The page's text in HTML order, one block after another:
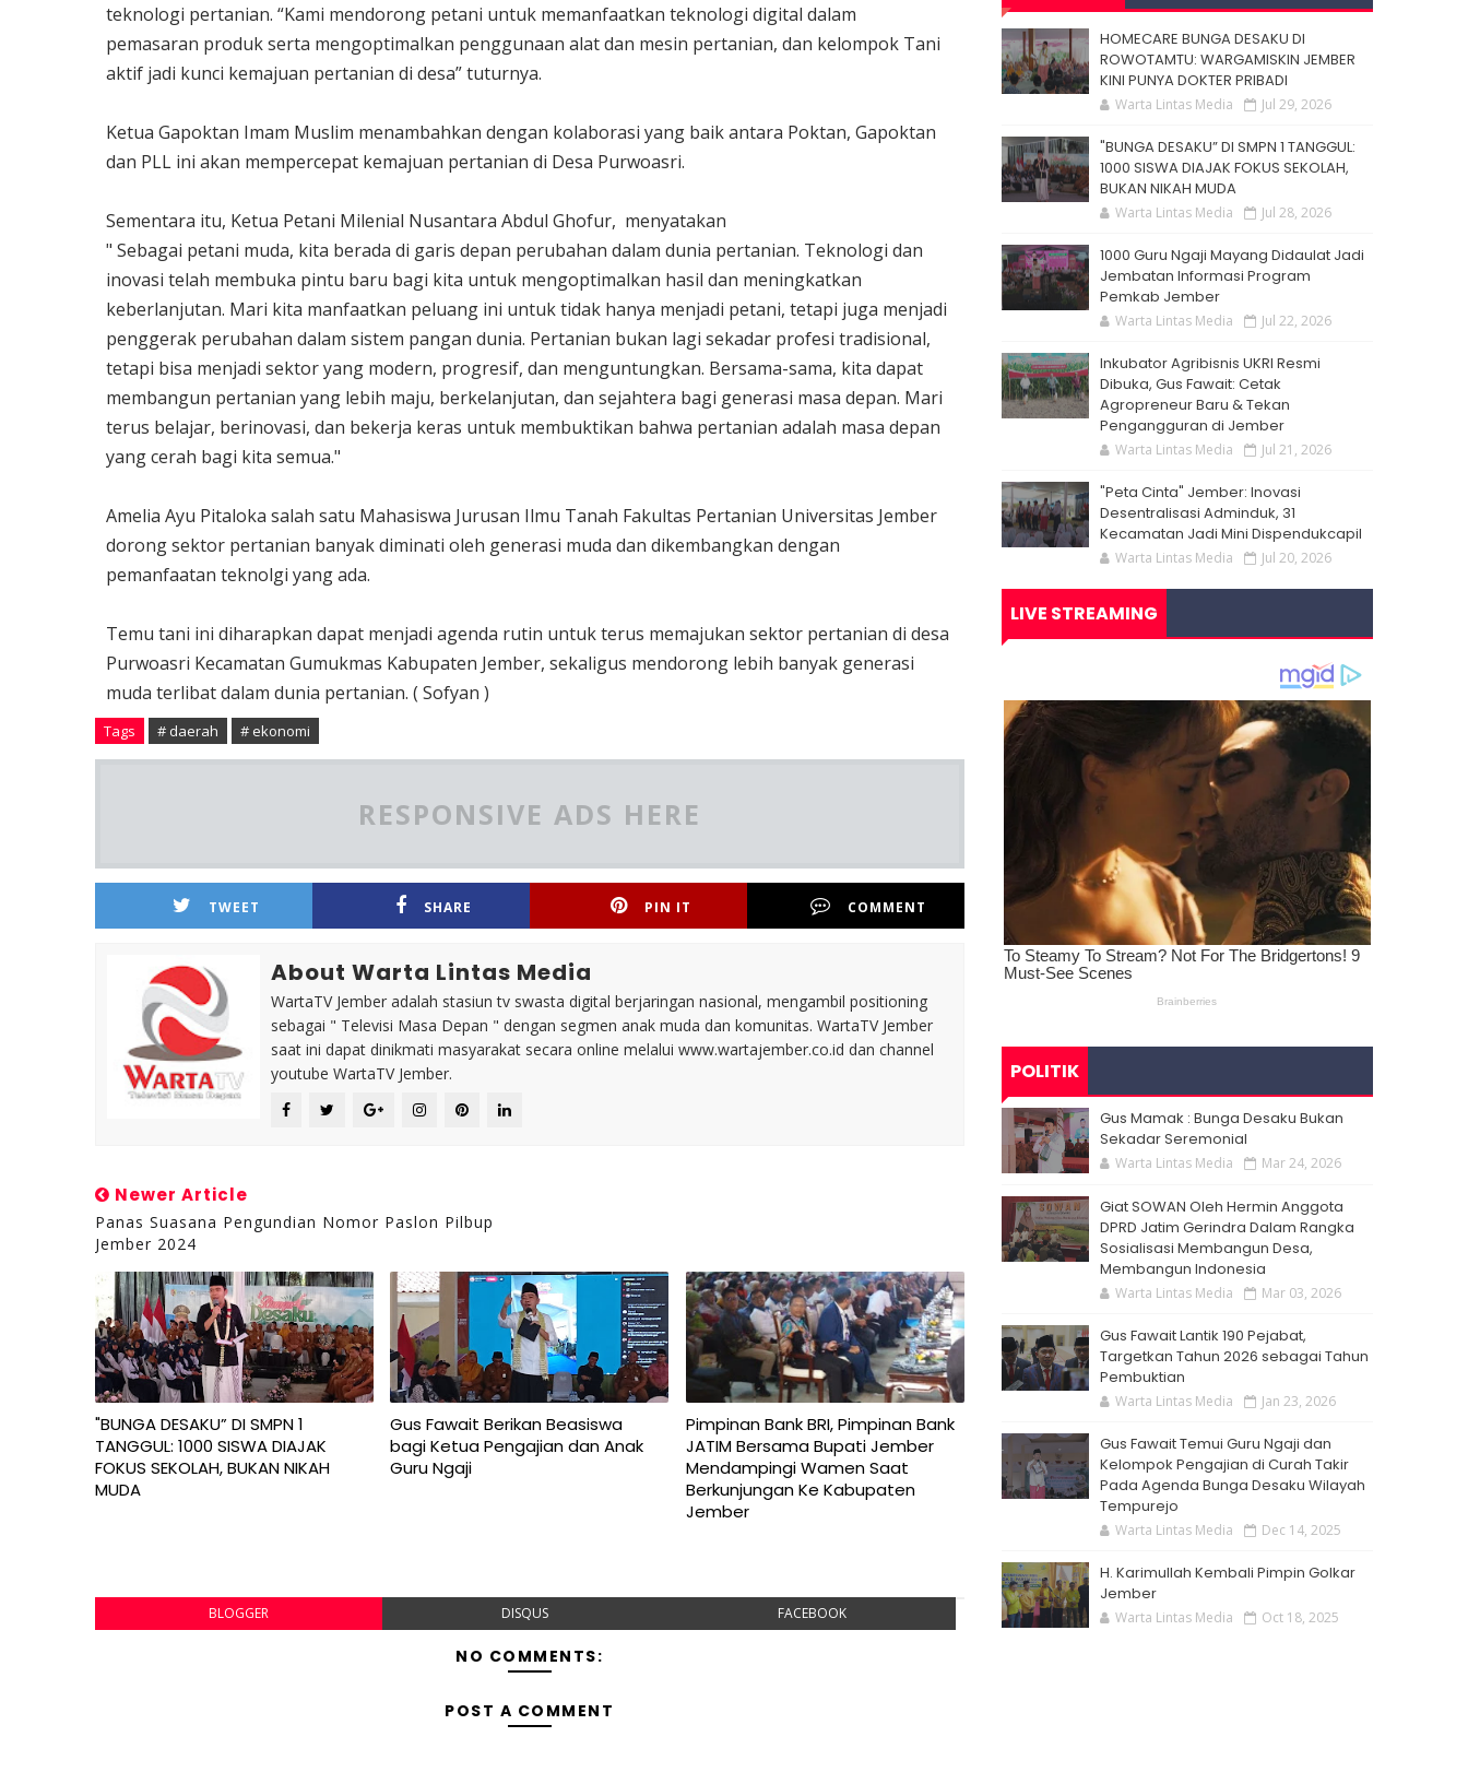
teknologi pertanian. “Kami mendorong petani untuk memanfaatkan teknologi digital dalam
pemasaran produk serta mengoptimalkan penggunaan alat dan mesin pertanian, dan kelompok Tani
aktif jadi kunci kemajuan pertanian di desa” tuturnya.
Ketua Gapoktan Imam Muslim menambahkan dengan kolaborasi yang baik antara Poktan, Gapoktan
dan PLL ini akan mempercepat kemajuan pertanian di Desa Purwoasri.
Sementara itu, Ketua Petani Milenial Nusantara Abdul Ghofur, menyatakan
" Sebagai petani muda, kita berada di garis depan perubahan dalam dunia pertanian. Teknologi dan
inovasi telah membuka pintu baru bagi kita untuk mengoptimalkan hasil dan meningkatkan
keberlanjutan. Mari kita manfaatkan peluang ini untuk tidak hanya menjadi petani, tetapi juga menjadi
penggerak perubahan dalam sistem pangan dunia. Pertanian bukan lagi sekadar profesi tradisional,
tetapi bisa menjadi sektor yang modern, progresif, dan menguntungkan. Bersama-sama, kita dapat
membangun pertanian yang lebih maju, berkelanjutan, dan sejahtera bagi generasi masa depan. Mari
terus belajar, berinovasi, dan bekerja keras untuk membuktikan bahwa pertanian adalah masa depan
yang cerah bagi kita semua."
Amelia Ayu Pitaloka salah satu Mahasiswa Jurusan Ilmu Tanah Fakultas Pertanian Universitas Jember
dorong sektor pertanian banyak diminati oleh generasi muda dan dikembangkan dengan
pemanfaatan teknolgi yang ada.
Temu tani ini diharapkan dapat menjadi agenda rutin untuk terus memajukan sektor pertanian di desa
Purwoasri Kecamatan Gumukmas Kabupaten Jember, sekaligus mendorong lebih banyak generasi
muda terlibat dalam dunia pertanian. ( Sofyan )
Tags # daerah # ekonomi
RESPONSIVE ADS HERE
TWEET SHARE PIN IT COMMENT
About Warta Lintas Media
WartaTV Jember adalah stasiun tv swasta digital berjaringan nasional, mengambil positioning
sebagai " Televisi Masa Depan " dengan segmen anak muda dan komunitas. WartaTV Jember
saat ini dapat dinikmati masyarakat secara online melalui www.wartajember.co.id dan channel
youtube WartaTV Jember.
Newer Article
Panas Suasana Pengundian Nomor Paslon Pilbup
Jember 2024
"BUNGA DESAKU” DI SMPN 1
TANGGUL: 1000 SISWA DIAJAK
FOKUS SEKOLAH, BUKAN NIKAH
MUDA
Gus Fawait Berikan Beasiswa
bagi Ketua Pengajian dan Anak
Guru Ngaji
Pimpinan Bank BRI, Pimpinan Bank
JATIM Bersama Bupati Jember
Mendampingi Wamen Saat
Berkunjungan Ke Kabupaten
Jember
BLOGGER DISQUS FACEBOOK
NO COMMENTS:
POST A COMMENT
HOMECARE BUNGA DESAKU DI
ROWOTAMTU: WARGAMISKIN JEMBER
KINI PUNYA DOKTER PRIBADI
Warta Lintas Media Jul 29, 2026
"BUNGA DESAKU” DI SMPN 1 TANGGUL:
1000 SISWA DIAJAK FOKUS SEKOLAH,
BUKAN NIKAH MUDA
Warta Lintas Media Jul 28, 2026
1000 Guru Ngaji Mayang Didaulat Jadi
Jembatan Informasi Program
Pemkab Jember
Warta Lintas Media Jul 22, 2026
Inkubator Agribisnis UKRI Resmi
Dibuka, Gus Fawait: Cetak
Agropreneur Baru & Tekan
Pengangguran di Jember
Warta Lintas Media Jul 21, 2026
"Peta Cinta" Jember: Inovasi
Desentralisasi Adminduk, 31
Kecamatan Jadi Mini Dispendukcapil
Warta Lintas Media Jul 20, 2026
LIVE STREAMING
POLITIK
Gus Mamak : Bunga Desaku Bukan
Sekadar Seremonial
Warta Lintas Media Mar 24, 2026
Giat SOWAN Oleh Hermin Anggota
DPRD Jatim Gerindra Dalam Rangka
Sosialisasi Membangun Desa,
Membangun Indonesia
Warta Lintas Media Mar 03, 2026
Gus Fawait Lantik 190 Pejabat,
Targetkan Tahun 2026 sebagai Tahun
Pembuktian
Warta Lintas Media Jan 23, 2026
Gus Fawait Temui Guru Ngaji dan
Kelompok Pengajian di Curah Takir
Pada Agenda Bunga Desaku Wilayah
Tempurejo
Warta Lintas Media Dec 14, 2025
H. Karimullah Kembali Pimpin Golkar
Jember
Warta Lintas Media Oct 18, 2025